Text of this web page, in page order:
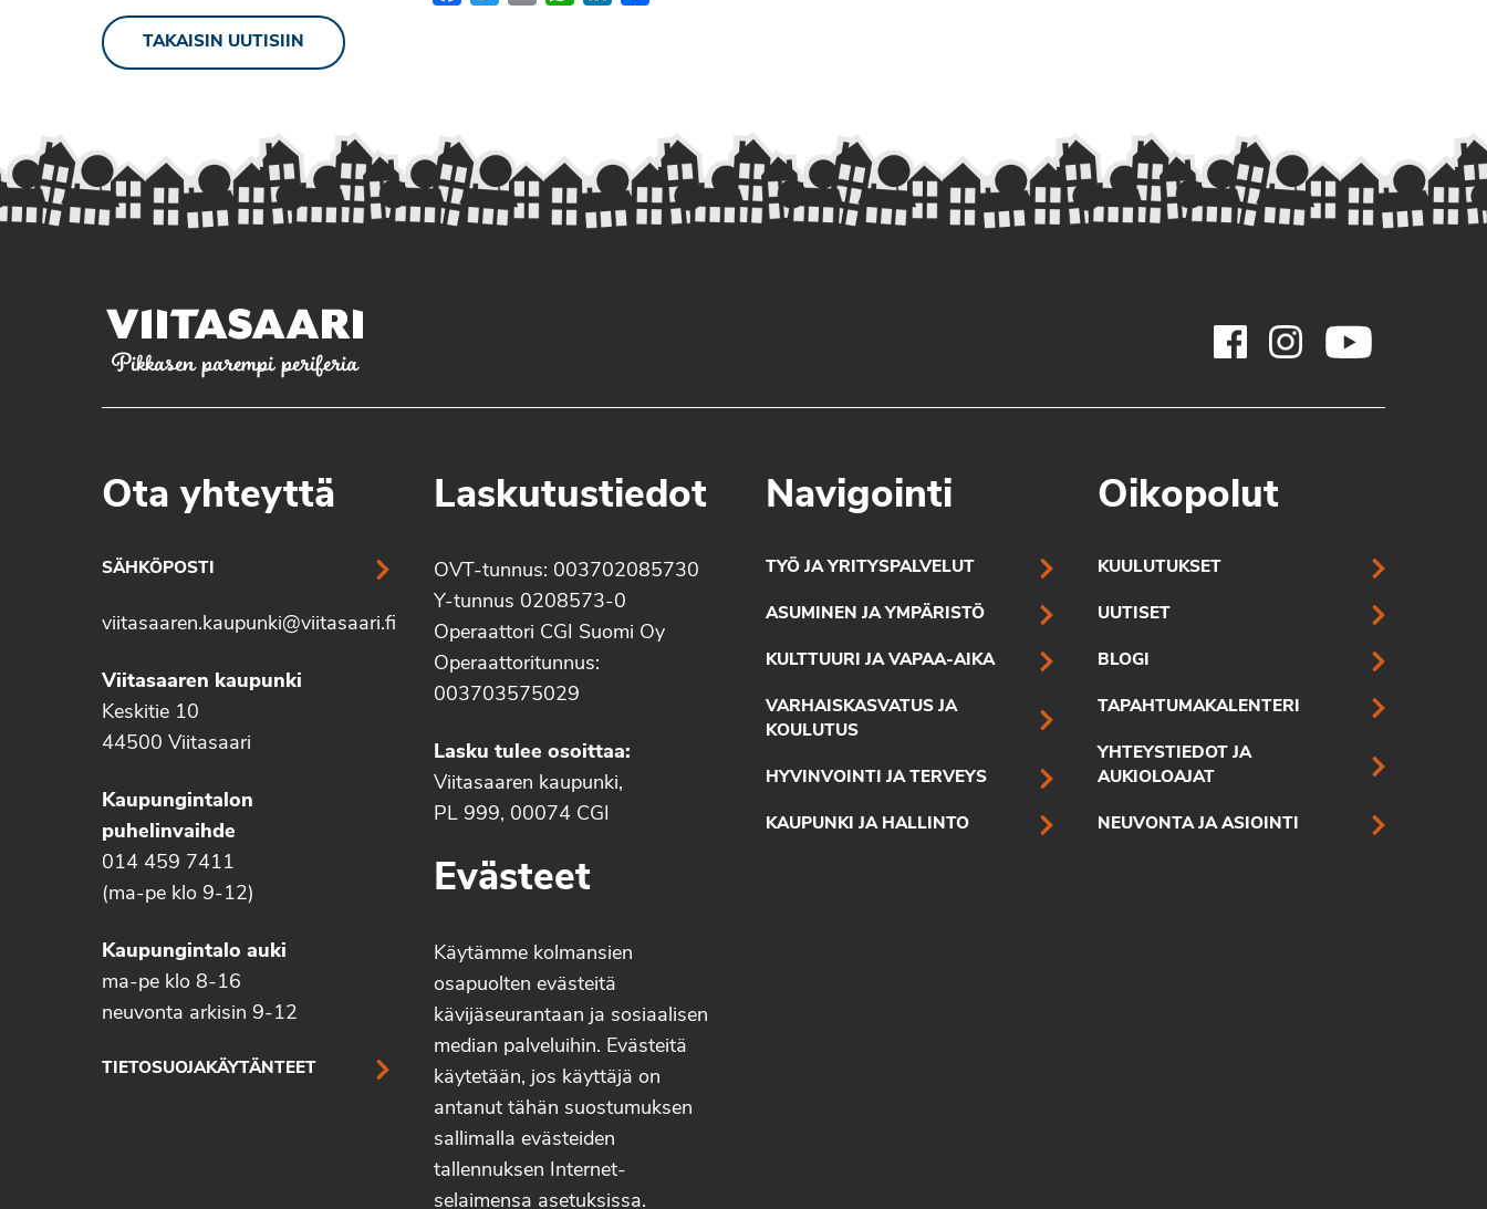
TAKAISIN UUTISIIN
Pikkasen parempi periferia
Ota yhteyttä
SÄHKÖPOSTI
viitasaaren.kaupunki@viitasaari.fi
Viitasaaren kaupunki
Keskitie 10
44500 Viitasaari
Kaupungintalon
puhelinvaihde
014 459 7411
(ma-pe klo 9-12)
Kaupungintalo auki
ma-pe klo 8-16
neuvonta arkisin 9-12
TIETOSUOJAKÄYTÄNTEET
Laskutustiedot
OVT-tunnus: 003702085730
Y-tunnus 0208573-0
Operaattori CGI Suomi Oy
Operaattoritunnus:
003703575029
Lasku tulee osoittaa:
Viitasaaren kaupunki,
PL 999, 00074 CGI
Evästeet
Käytämme kolmansien
osapuolten evästeitä
kävijäseurantaan ja sosiaalisen
median palveluihin. Evästeitä
käytetään, jos käyttäjä on
antanut tähän suostumuksen
sallimalla evästeiden
tallennuksen Internet-
selaimensa asetuksissa.
Navigointi
TYÖ JA YRITYSPALVELUT
ASUMINEN JA YMPÄRISTÖ
KULTTUURI JA VAPAA-AIKA
VARHAISKASVATUS JA
KOULUTUS
HYVINVOINTI JA TERVEYS
KAUPUNKI JA HALLINTO
Oikopolut
KUULUTUKSET
UUTISET
BLOGI
TAPAHTUMAKALENTERI
YHTEYSTIEDOT JA
AUKIOLOAJAT
NEUVONTA JA ASIOINTI